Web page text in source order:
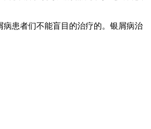
患者们不能盲目的治疗的。银屑病治